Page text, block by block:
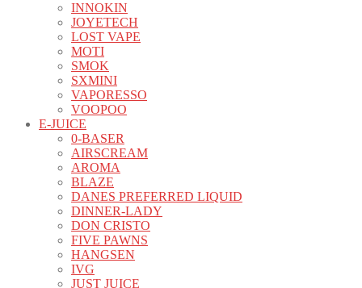
INNOKIN
JOYETECH
LOST VAPE
MOTI
SMOK
SXMINI
VAPORESSO
VOOPOO
E-JUICE
0-BASER
AIRSCREAM
AROMA
BLAZE
DANES PREFERRED LIQUID
DINNER-LADY
DON CRISTO
FIVE PAWNS
HANGSEN
IVG
JUST JUICE